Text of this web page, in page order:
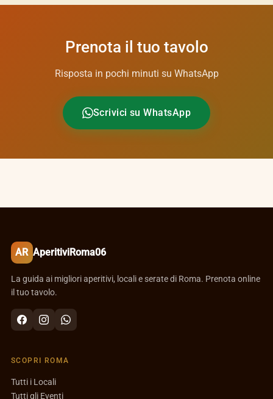
Beach Club a Fregene o la Discoteca Sporting a Ostia.
Prenota il tuo tavolo
Risposta in pochi minuti su WhatsApp
Scrivici su WhatsApp
AR AperitiviRoma06
La guida ai migliori aperitivi, locali e serate di Roma. Prenota online
il tuo tavolo.
SCOPRI ROMA
Tutti i Locali
Tutti gli Eventi